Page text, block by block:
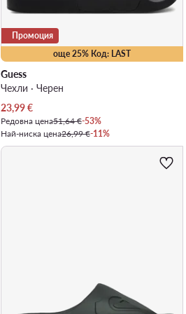
още 25% Код: LAST
Промоция
Guess
Чехли · Черен
Актуална цена
23,99€
Редовна цена51,64 €-53%
Най-ниска цена26,99 €-11%